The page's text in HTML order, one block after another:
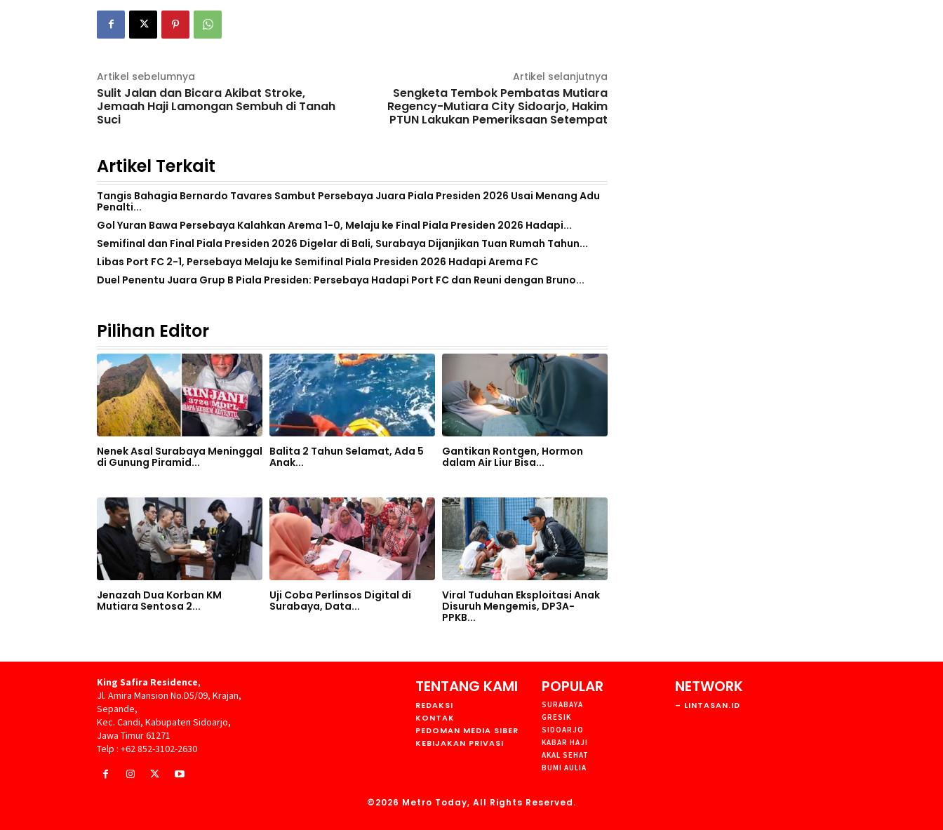
Artikel sebelumnya
Sulit Jalan dan Bicara Akibat Stroke,
Jemaah Haji Lamongan Sembuh di Tanah
Suci
Artikel selanjutnya
Sengketa Tembok Pembatas Mutiara
Regency-Mutiara City Sidoarjo, Hakim
PTUN Lakukan Pemeriksaan Setempat
Artikel Terkait
Tangis Bahagia Bernardo Tavares Sambut Persebaya Juara Piala Presiden 2026 Usai Menang Adu
Penalti...
Gol Yuran Bawa Persebaya Kalahkan Arema 1-0, Melaju ke Final Piala Presiden 2026 Hadapi...
Semifinal dan Final Piala Presiden 2026 Digelar di Bali, Surabaya Dijanjikan Tuan Rumah Tahun...
Libas Port FC 2-1, Persebaya Melaju ke Semifinal Piala Presiden 2026 Hadapi Arema FC
Duel Penentu Juara Grup B Piala Presiden: Persebaya Hadapi Port FC dan Reuni dengan Bruno...
Pilihan Editor
Nenek Asal Surabaya Meninggal
di Gunung Piramid...
Balita 2 Tahun Selamat, Ada 5
Anak...
Gantikan Rontgen, Hormon
dalam Air Liur Bisa...
Jenazah Dua Korban KM
Mutiara Sentosa 2...
Uji Coba Perlinsos Digital di
Surabaya, Data...
Viral Tuduhan Eksploitasi Anak
Disuruh Mengemis, DP3A-
PPKB...
King Safira Residence,
Jl. Amira Mansion No.D5/09, Krajan,
Sepande,
Kec. Candi, Kabupaten Sidoarjo,
Jawa Timur 61271
Telp : +62 852-3102-2630
TENTANG KAMI
REDAKSI
KONTAK
PEDOMAN MEDIA SIBER
KEBIJAKAN PRIVASI
POPULAR
SURABAYA
GRESIK
SIDOARJO
KABAR HAJI
AKAL SEHAT
BUMI AULIA
©2026 Metro Today, All Rights Reserved.
NETWORK
– LINTASAN.ID